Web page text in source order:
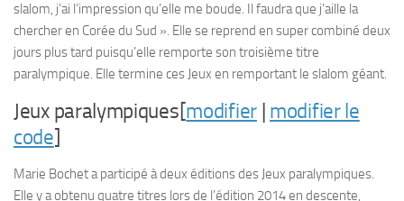
slalom, j’ai l’impression qu’elle me boude. Il faudra que j’aille la
chercher en Corée du Sud ». Elle se reprend en super combiné deux
jours plus tard puisqu’elle remporte son troisième titre
paralympique. Elle termine ces Jeux en remportant le slalom géant.
Jeux paralympiques[modifier| modifier le
code]
Marie Bochet a participé à deux éditions des Jeux paralympiques.
Elle y a obtenu quatre titres lors de l’édition 2014 en descente,